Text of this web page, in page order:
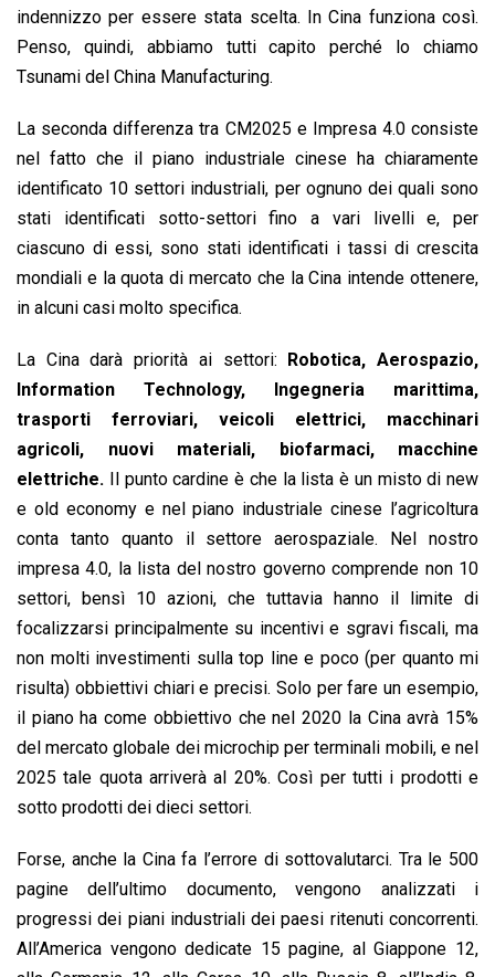
indennizzo per essere stata scelta. In Cina funziona così.
Penso, quindi, abbiamo tutti capito perché lo chiamo
Tsunami del China Manufacturing.
La seconda differenza tra CM2025 e Impresa 4.0 consiste
nel fatto che il piano industriale cinese ha chiaramente
identificato 10 settori industriali, per ognuno dei quali sono
stati identificati sotto-settori fino a vari livelli e, per
ciascuno di essi, sono stati identificati i tassi di crescita
mondiali e la quota di mercato che la Cina intende ottenere,
in alcuni casi molto specifica.
La Cina darà priorità ai settori:
Robotica, Aerospazio,
Information Technology, Ingegneria marittima,
trasporti ferroviari, veicoli elettrici, macchinari
agricoli, nuovi materiali, biofarmaci, macchine
elettriche. Il punto cardine è che la lista è un misto di new
e old economy e nel piano industriale cinese l’agricoltura
conta tanto quanto il settore aerospaziale. Nel nostro
impresa 4.0, la lista del nostro governo comprende non 10
settori, bensì 10 azioni, che tuttavia hanno il limite di
focalizzarsi principalmente su incentivi e sgravi fiscali, ma
non molti investimenti sulla top line e poco (per quanto mi
risulta) obbiettivi chiari e precisi. Solo per fare un esempio,
il piano ha come obbiettivo che nel 2020 la Cina avrà 15%
del mercato globale dei microchip per terminali mobili, e nel
2025 tale quota arriverà al 20%. Così per tutti i prodotti e
sotto prodotti dei dieci settori.
Forse, anche la Cina fa l’errore di sottovalutarci. Tra le 500
pagine dell’ultimo documento, vengono analizzati i
progressi dei piani industriali dei paesi ritenuti concorrenti.
All’America vengono dedicate 15 pagine, al Giappone 12,